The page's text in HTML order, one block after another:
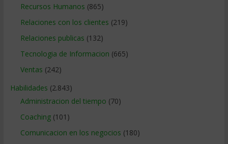
Recursos Humanos (865)
Relaciones con los clientes (219)
Relaciones publicas (132)
Tecnologia de Informacion (665)
Ventas (242)
Habilidades (2.843)
Administracion del tiempo (70)
Coaching(101)
Comunicacion en los negocios (180)